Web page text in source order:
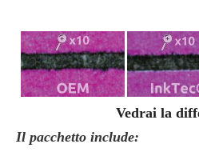
Vedrai la
Il pacchetto include: